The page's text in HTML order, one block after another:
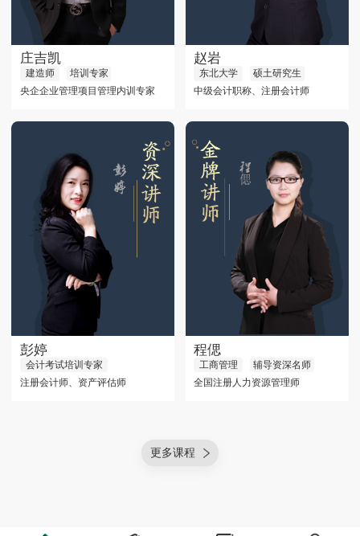
庄吉凯
建造师
培训专家
央企企业管理项目管理内训专家
赵岩
东北大学
硕土研究生
中级会计职称、注册会计师
彭婷
会计考试培训专家
注册会计师、资产评估师
程偲
工商管理
辅导资深名师
全国注册人力资源管理师
更多课程